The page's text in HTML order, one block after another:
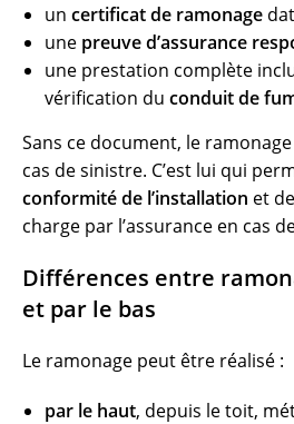
un certificat de ramonage
une preuve d’assurance
une prestation complète
vérification du conduit de
Sans ce document, le
cas de sinistre. C’est lui qui
conformité de l’installation et
charge par l’assurance en cas
Différences entre
et par le bas
Le ramonage peut être réalisé :
par le haut, depuis le toit,